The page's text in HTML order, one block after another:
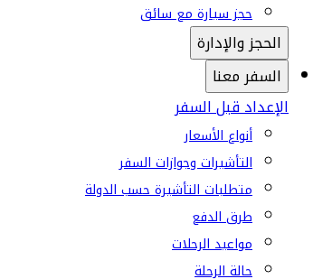
حجز سيارة مع سائق
الحجز والإدارة
السفر معنا
الإعداد قبل السفر
أنواع الأسعار
التأشيرات وجوازات السفر
متطلبات التأشيرة حسب الدولة
طرق الدفع
مواعيد الرحلات
حالة الرحلة